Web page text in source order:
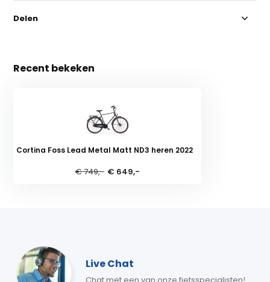
Delen
Recent bekeken
Cortina Foss Lead Metal Matt ND3 heren 2022
€ 749,- € 649,-
Live Chat
Chat met een van onze fietsspecialisten!